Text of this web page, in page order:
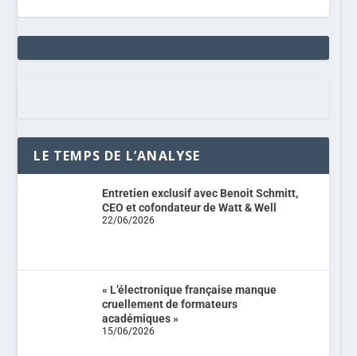
LE TEMPS DE L’ANALYSE
Entretien exclusif avec Benoit Schmitt,
CEO et cofondateur de Watt & Well
22/06/2026
« L’électronique française manque
cruellement de formateurs
académiques »
15/06/2026